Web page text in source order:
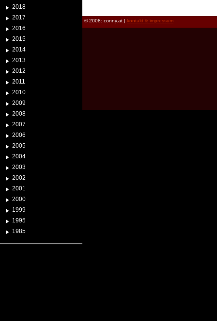
2018
2017
2016
2015
2014
2013
2012
2011
2010
2009
2008
2007
2006
2005
2004
2003
2002
2001
2000
1999
1995
1985
© 2008: conny.at | kontakt & impressum